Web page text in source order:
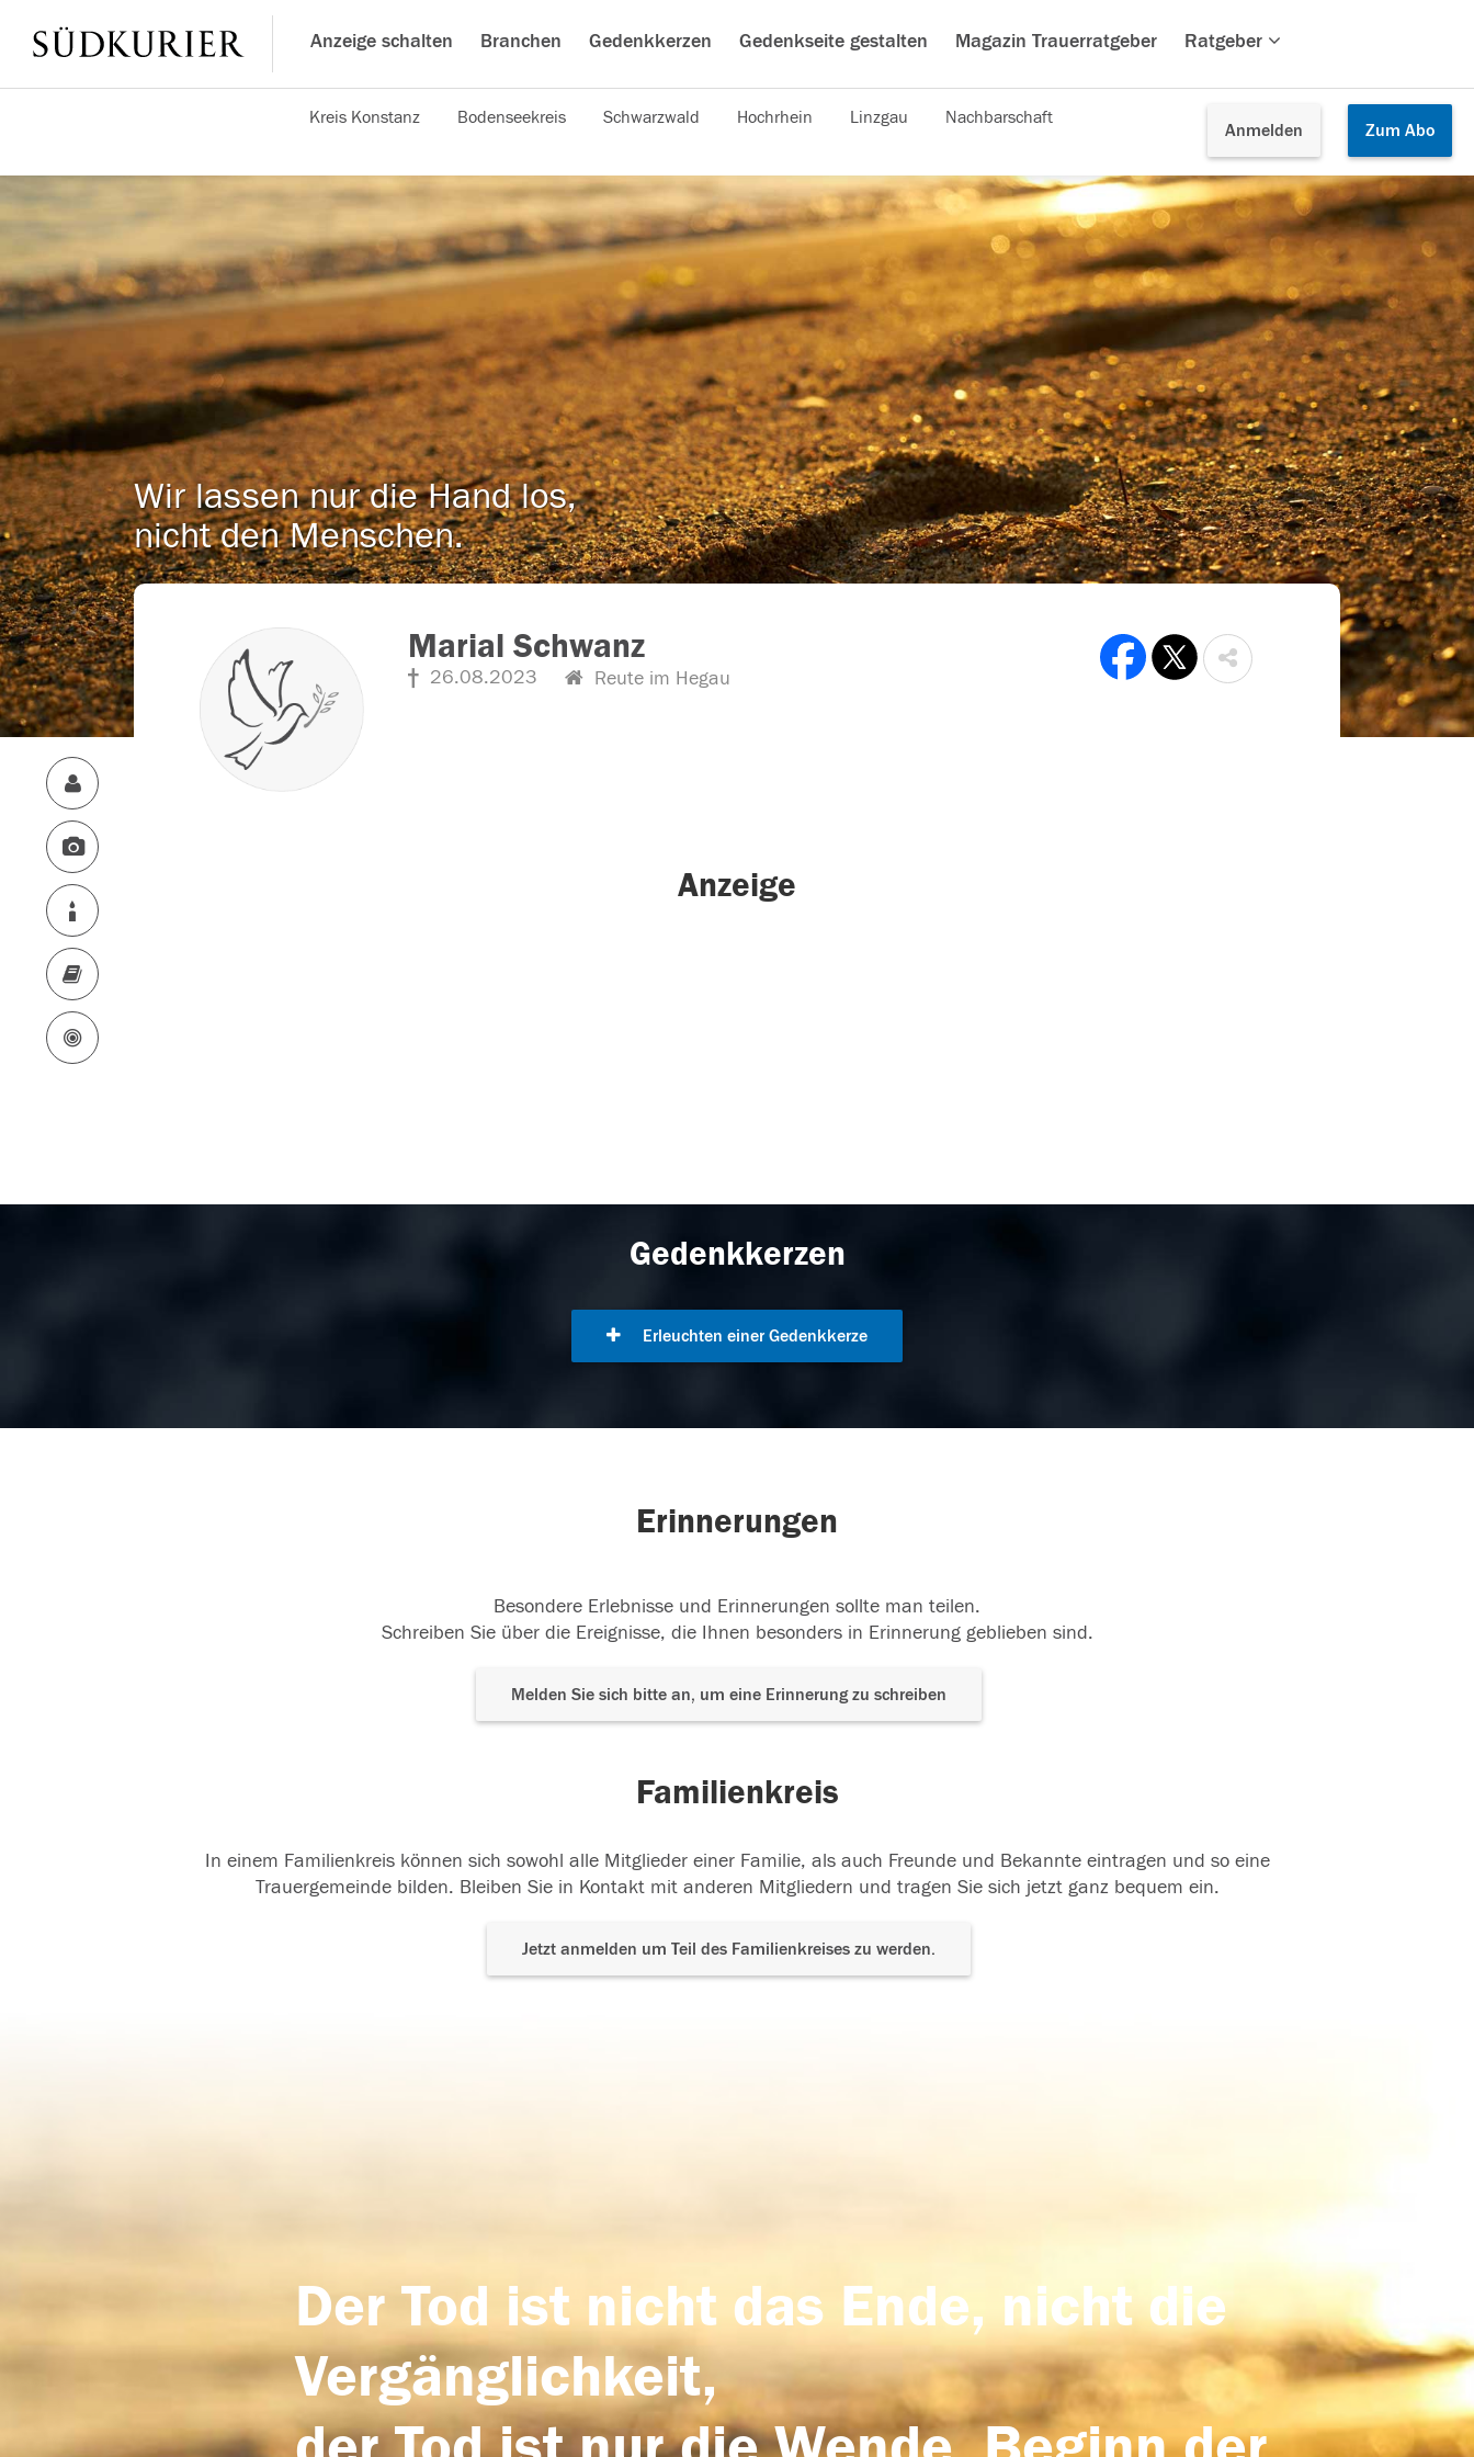
Anzeige schalten Branchen Gedenkkerzen Gedenkseite gestalten Magazin Trauerratgeber Ratgeber
Anmelden Zum Abo
Kreis Konstanz Bodenseekreis Schwarzwald Hochrhein Linzgau Nachbarschaft
Wir lassen nur die Hand los,
nicht den Menschen.
Marial Schwanz
26.08.2023 Reute im Hegau
Anzeige
Gedenkkerzen
Erleuchten einer Gedenkkerze
Erinnerungen
Besondere Erlebnisse und Erinnerungen sollte man teilen.
Schreiben Sie über die Ereignisse, die Ihnen besonders in Erinnerung geblieben sind.
Melden Sie sich bitte an, um eine Erinnerung zu schreiben
Familienkreis
In einem Familienkreis können sich sowohl alle Mitglieder einer Familie, als auch Freunde und Bekannte eintragen und so eine
Trauergemeinde bilden. Bleiben Sie in Kontakt mit anderen Mitgliedern und tragen Sie sich jetzt ganz bequem ein.
Jetzt anmelden um Teil des Familienkreises zu werden.
Der Tod ist nicht das Ende, nicht die
Vergänglichkeit,